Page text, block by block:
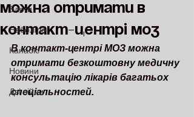
Блоги
Наболіло
Канабіс
Новини
Дві війни
можна отримати в
контакт-центрі моз
В контакт-центрі МОЗ можна
отримати безкоштовну медичну
консультацію лікарів багатьох
спеціальностей.